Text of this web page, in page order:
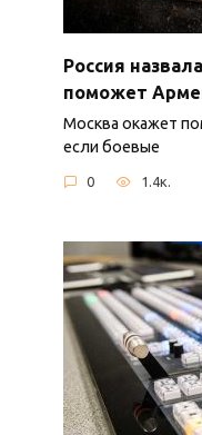
Россия
поможет
Москва окажет
если боевые
0 1.4к.